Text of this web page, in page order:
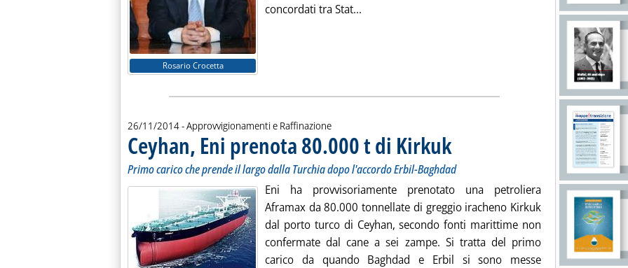
Rosario Crocetta
concordati tra Stat... Leggi tutta la notizia: 'Sicilia, il governo Crocetta
26/11/2014- Approvvigionamenti e Raffinazione
Ceyhan, Eni prenota 80.000 t di Kirkuk. Sottotitolo: Primo carico che prende il largo dalla
. Pubblicata mercoledì 26 novembre 2014 alle 15.32.
Primo carico che prende il largo dalla Turchia dopo l'accordo Erbil-Baghdad
Eni ha provvisoriamente prenotato una petroliera
Aframax da 80.000 tonnellate di greggio iracheno Kirkuk
dal porto turco di Ceyhan, secondo fonti marittime non
confermate dal cane a sei zampe. Si tratta del primo
carico da quando Baghdad e Erbil si sono messe